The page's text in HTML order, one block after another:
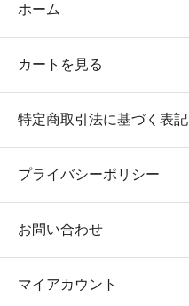
ホーム
カートを見る
特定商取引法に基づく表記
プライバシーポリシー
お問い合わせ
マイアカウント